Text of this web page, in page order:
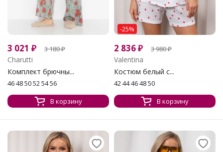
3 021 ₽ 3 180₽
Charutti
Комплект брючны...
46 48 50 52 54 56
В корзину
-25%
2 836₽ 3 980₽
Valentina
Костюм белый с...
42 44 46 48 50
В корзину